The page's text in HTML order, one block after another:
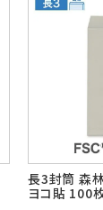
長3封筒 森
ヨコ貼 100